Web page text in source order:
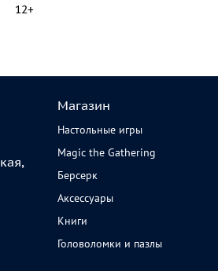
12+
Магазин
Настольные игры
Magic the Gathering
Берсерк
Аксессуары
Книги
Головоломки и пазлы